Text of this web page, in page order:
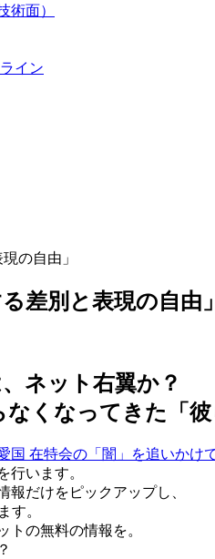
術面）
イン
の自由」
差別と表現の自由」
ネット右翼か？
なくなってきた「
国 在特会の「闇」を追いかけて
行います。
だけをピックアップし、
す。
トの無料の情報を。